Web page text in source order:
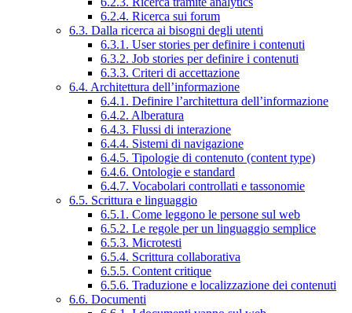
6.2.4. Ricerca sui forum
6.3. Dalla ricerca ai bisogni degli utenti
6.3.1. User stories per definire i contenuti
6.3.2. Job stories per definire i contenuti
6.3.3. Criteri di accettazione
6.4. Architettura dell’informazione
6.4.1. Definire l’architettura dell’informazione
6.4.2. Alberatura
6.4.3. Flussi di interazione
6.4.4. Sistemi di navigazione
6.4.5. Tipologie di contenuto (content type)
6.4.6. Ontologie e standard
6.4.7. Vocabolari controllati e tassonomie
6.5. Scrittura e linguaggio
6.5.1. Come leggono le persone sul web
6.5.2. Le regole per un linguaggio semplice
6.5.3. Microtesti
6.5.4. Scrittura collaborativa
6.5.5. Content critique
6.5.6. Traduzione e localizzazione dei contenuti
6.6. Documenti